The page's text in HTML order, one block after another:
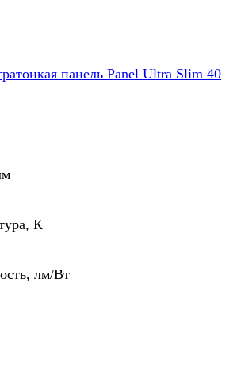
панель Panel Ultra Slim 40
К
лм/Вт